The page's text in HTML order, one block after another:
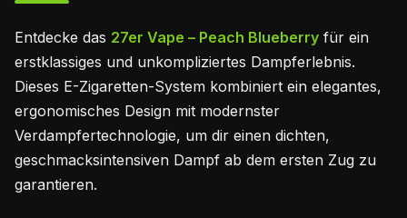
Entdecke das 27er Vape – Peach Blueberry für ein
erstklassiges und unkompliziertes Dampferlebnis.
Dieses E-Zigaretten-System kombiniert ein elegantes,
ergonomisches Design mit modernster
Verdampfertechnologie, um dir einen dichten,
geschmacksintensiven Dampf ab dem ersten Zug zu
garantieren.